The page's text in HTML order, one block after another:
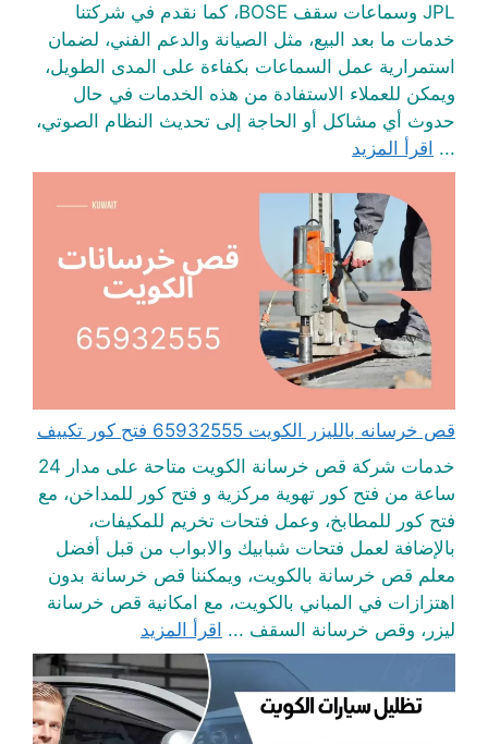
JPL وسماعات سقف BOSE، كما نقدم في شركتنا
خدمات ما بعد البيع، مثل الصيانة والدعم الفني، لضمان
استمرارية عمل السماعات بكفاءة على المدى الطويل،
ويمكن للعملاء الاستفادة من هذه الخدمات في حال
حدوث أي مشاكل أو الحاجة إلى تحديث النظام الصوتي،
... اقرأ المزيد
قص خرسانه بالليزر الكويت 65932555 فتح كور تكييف
خدمات شركة قص خرسانة الكويت متاحة على مدار 24
ساعة من فتح كور تهوية مركزية و فتح كور للمداخن، مع
فتح كور للمطابخ، وعمل فتحات تخريم للمكيفات،
بالإضافة لعمل فتحات شبابيك والابواب من قبل أفضل
معلم قص خرسانة بالكويت، ويمكننا قص خرسانة بدون
اهتزازات في المباني بالكويت، مع امكانية قص خرسانة
ليزر، وقص خرسانة السقف ... اقرأ المزيد